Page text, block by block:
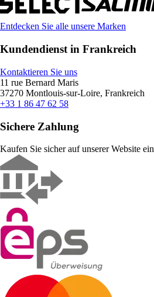
Entdecken Sie alle unsere Marken
Kundendienst in Frankreich
Kontaktieren Sie uns
11 rue Bernard Maris
37270 Montlouis-sur-Loire, Frankreich
+33 1 86 47 62 58
Sichere Zahlung
Kaufen Sie sicher auf unserer Website ein